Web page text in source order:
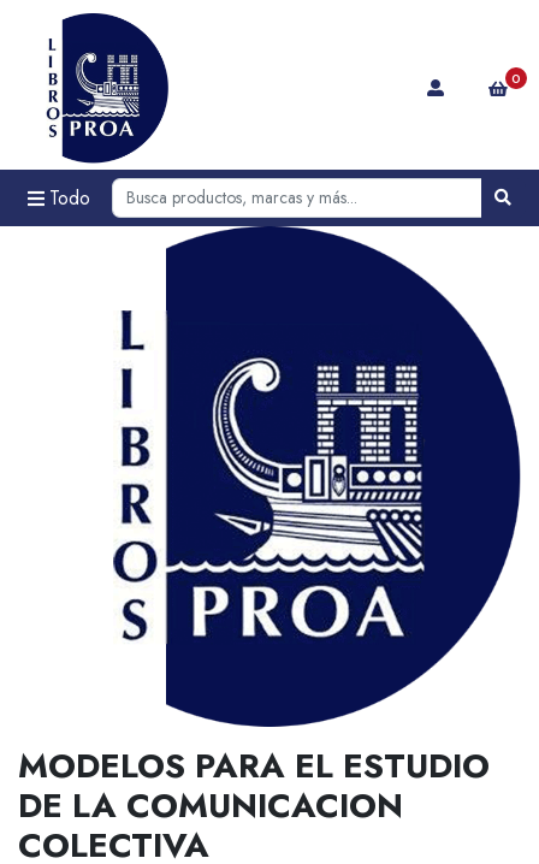
Todo
0
MODELOS PARA EL ESTUDIO
DE LA COMUNICACION
COLECTIVA